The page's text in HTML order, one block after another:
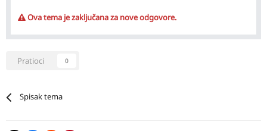
Ova tema je zaključana za nove odgovore.
Pratioci 0
Spisak tema